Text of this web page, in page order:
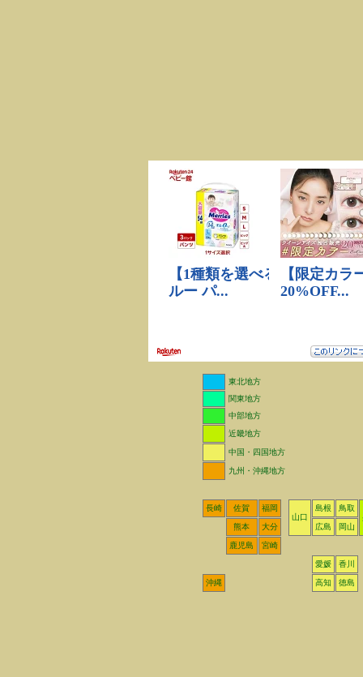
東北地方
関東地方
中部地方
近畿地方
中国・四国地方
九州・沖縄地方
長崎 佐賀
福岡
山口
島根
鳥取
熊本
大分 広島 岡山
鹿児島 宮崎
愛媛 香川
沖縄 高知 徳島